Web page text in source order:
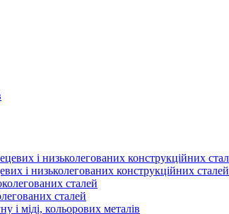
і низьколегованих конструкційних сталей
сталей